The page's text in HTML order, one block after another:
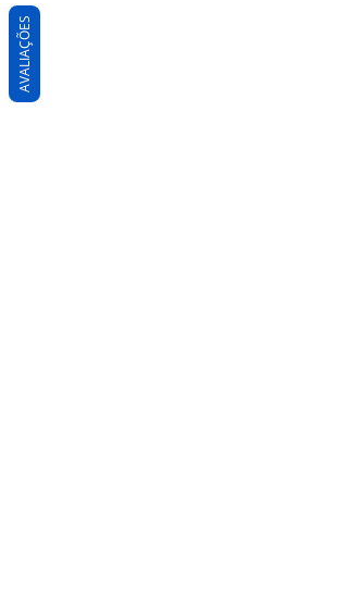
AVALIAÇÕES